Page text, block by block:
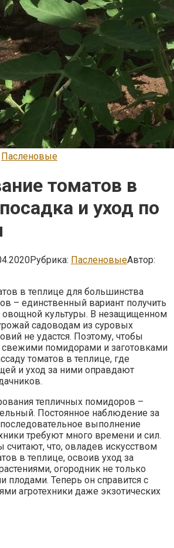
Пасленовые
томатов в
и уход по
Рубрика: ПасленовыеАвтор:
в теплице для большинства
– единственный вариант получить
культуры. В незащищенном
садоводам из суровых
не удастся. Поэтому, чтобы
помидорами и заготовками
томатов в теплице, где
и уход за ними оправдают
тепличных помидоров –
Постоянное наблюдение за
выполнение
требуют много времени и сил.
что, овладев искусством
в теплице, освоив уход за
огородник не только
плодами. Теперь он справится с
агротехники даже экзотических